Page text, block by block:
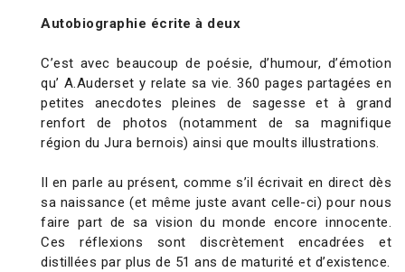
Autobiographie écrite à deux
C’est avec beaucoup de poésie, d’humour, d’émotion
qu’ A.Auderset y relate sa vie. 360 pages partagées en
petites anecdotes pleines de sagesse et à grand
renfort de photos (notamment de sa magnifique
région du Jura bernois) ainsi que moults illustrations.
Il en parle au présent, comme s’il écrivait en direct dès
sa naissance (et même juste avant celle-ci) pour nous
faire part de sa vision du monde encore innocente.
Ces réflexions sont discrètement encadrées et
distillées par plus de 51 ans de maturité et d’existence.